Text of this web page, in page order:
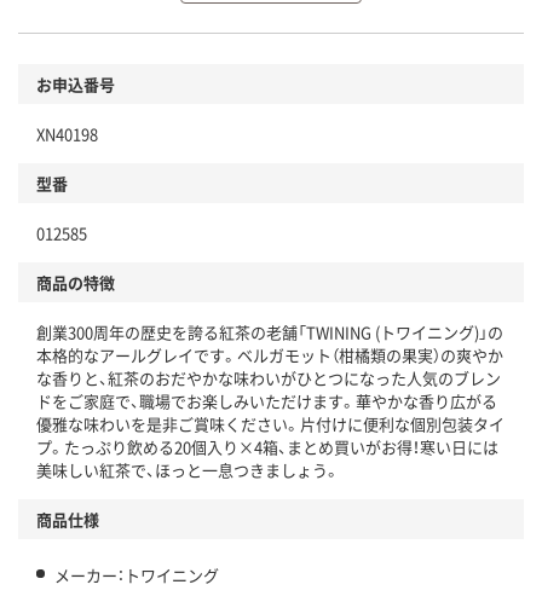
本体
仕組
この商品の環境配慮ポイントです。下記商品詳細「
アスクル商品環境スコア詳細／加点項目
」で確認できます。
お申込番号
XN40198
型番
012585
商品の特徴
創業300周年の歴史を誇る紅茶の老舗「TWINING (トワイニング)」の
本格的なアールグレイです。ベルガモット（柑橘類の果実）の爽やか
な香りと、紅茶のおだやかな味わいがひとつになった人気のブレン
ドをご家庭で、職場でお楽しみいただけます。華やかな香り広がる
優雅な味わいを是非ご賞味ください。片付けに便利な個別包装タイ
プ。たっぷり飲める20個入り×4箱、まとめ買いがお得！寒い日には
美味しい紅茶で、ほっと一息つきましょう。
商品仕様
メーカー：トワイニング